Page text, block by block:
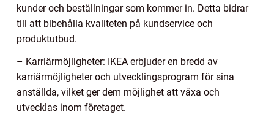
kunder och beställningar som kommer in. Detta bidrar
till att bibehålla kvaliteten på kundservice och
produktutbud.
– Karriärmöjligheter: IKEA erbjuder en bredd av
karriärmöjligheter och utvecklingsprogram för sina
anställda, vilket ger dem möjlighet att växa och
utvecklas inom företaget.